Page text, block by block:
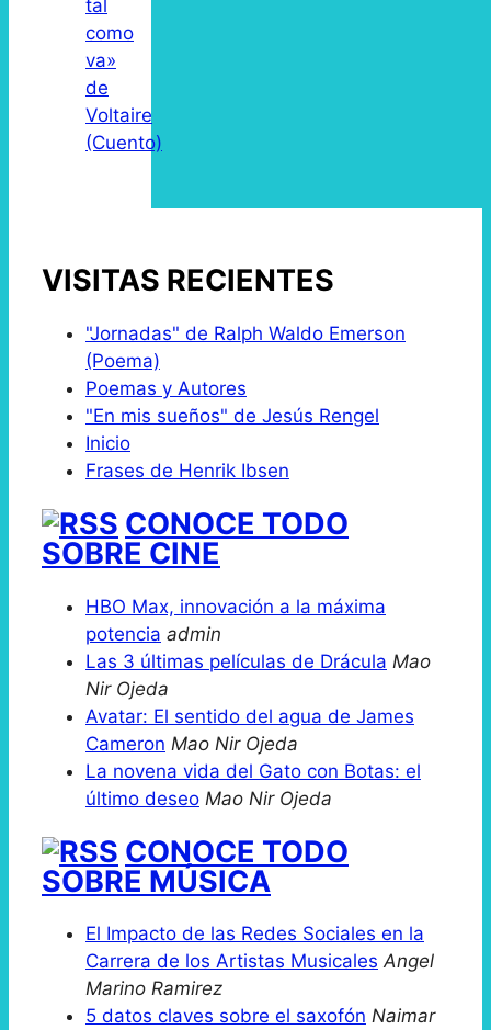
tal
como
va»
de
Voltaire
(Cuento)
VISITAS RECIENTES
"Jornadas" de Ralph Waldo Emerson
(Poema)
Poemas y Autores
"En mis sueños" de Jesús Rengel
Inicio
Frases de Henrik Ibsen
CONOCE TODO
SOBRE CINE
HBO Max, innovación a la máxima
potencia admin
Las 3 últimas películas de Drácula Mao
Nir Ojeda
Avatar: El sentido del agua de James
Cameron Mao Nir Ojeda
La novena vida del Gato con Botas: el
último deseo Mao Nir Ojeda
CONOCE TODO
SOBRE MÚSICA
El Impacto de las Redes Sociales en la
Carrera de los Artistas Musicales Angel
Marino Ramirez
5 datos claves sobre el saxofón Naimar